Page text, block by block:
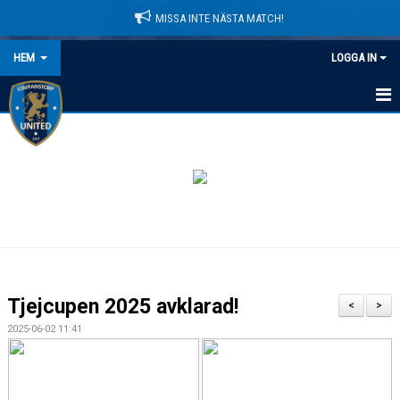
MISSA INTE NÄSTA MATCH!
HEM LOGGA IN
HEM
DOMARINFORMATION
>
<
Tjejcupen 2025 avklarad!
2025-06-02 11:41